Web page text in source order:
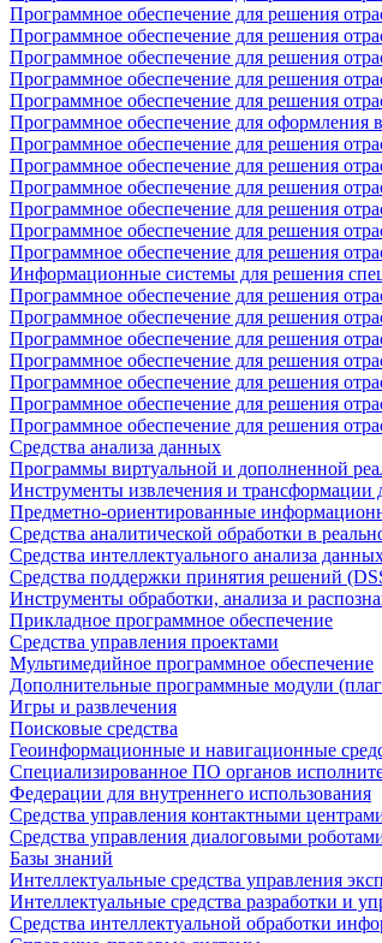
Программное обеспечение для решения
Программное обеспечение для решения
Программное обеспечение для решения
Программное обеспечение для решения
Программное обеспечение для решения
Программное обеспечение для оформления
Программное обеспечение для решения
Программное обеспечение для решения
Программное обеспечение для решения
Программное обеспечение для решения
Программное обеспечение для решения
Программное обеспечение для решения
Информационные системы для решения
Программное обеспечение для решения
Программное обеспечение для решения
Программное обеспечение для решения
Программное обеспечение для решения
Программное обеспечение для решения
Программное обеспечение для решения
Программное обеспечение для решения
Средства анализа данных
Программы виртуальной и дополненной
Инструменты извлечения и
Предметно-ориентированные
Средства аналитической обработки в
Средства интеллектуального анализа
Средства поддержки принятия решений
Инструменты обработки, анализа и
Прикладное программное обеспечение
Средства управления проектами
Мультимедийное программное обеспечение
Дополнительные программные модули
Игры и развлечения
Поисковые средства
Геоинформационные и навигационные
Специализированное ПО органов
Федерации для внутреннего использования
Средства управления контактными
Средства управления диалоговыми
Базы знаний
Интеллектуальные средства управления
Интеллектуальные средства разработки и
Средства интеллектуальной обработки